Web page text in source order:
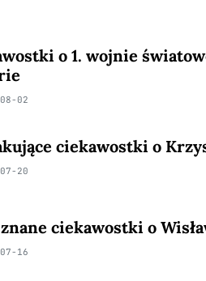
o 1. wojnie
02
ciekawostki o
20
znane ciekawostki o
16